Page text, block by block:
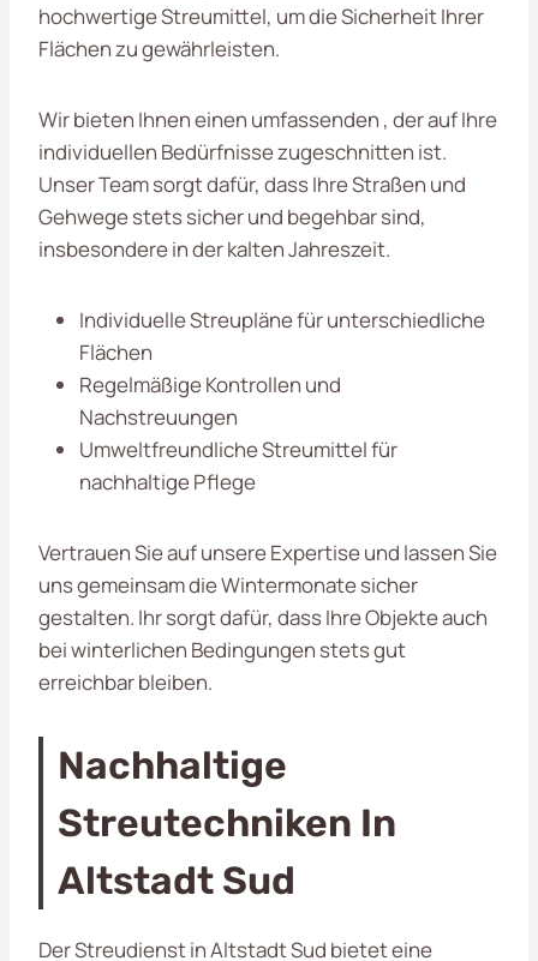
hochwertige Streumittel, um die Sicherheit Ihrer
Flächen zu gewährleisten.
Wir bieten Ihnen einen umfassenden , der auf Ihre
individuellen Bedürfnisse zugeschnitten ist.
Unser Team sorgt dafür, dass Ihre Straßen und
Gehwege stets sicher und begehbar sind,
insbesondere in der kalten Jahreszeit.
Individuelle Streupläne für unterschiedliche
Flächen
Regelmäßige Kontrollen und
Nachstreuungen
Umweltfreundliche Streumittel für
nachhaltige Pflege
Vertrauen Sie auf unsere Expertise und lassen Sie
uns gemeinsam die Wintermonate sicher
gestalten. Ihrsorgt dafür, dass Ihre Objekte auch
bei winterlichen Bedingungen stets gut
erreichbar bleiben.
Nachhaltige
Streutechniken In
Altstadt Sud
Der Streudienst in Altstadt Sud bietet eine